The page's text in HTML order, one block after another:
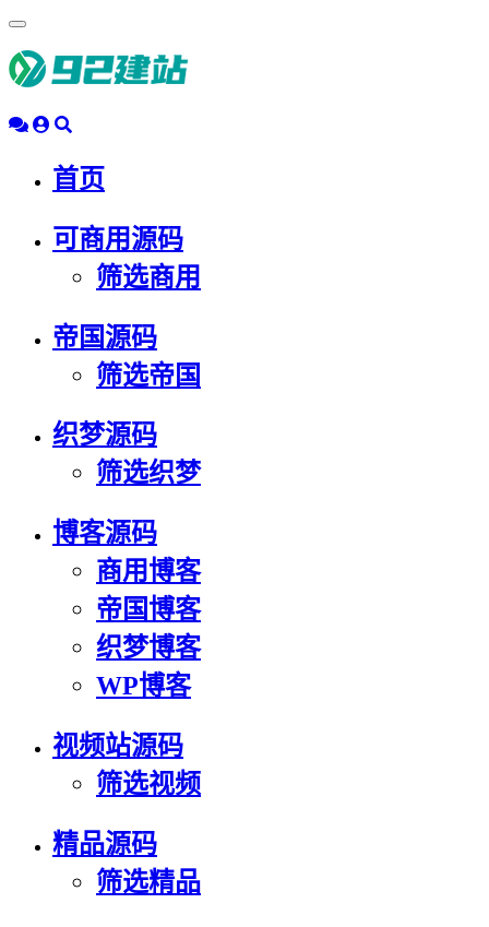
动
导
首页
可商用源码
筛选商用
帝国源码
筛选帝国
织梦源码
筛选织梦
博客源码
商用博客
帝国博客
织梦博客
WP博客
视频站源码
筛选视频
精品源码
筛选精品